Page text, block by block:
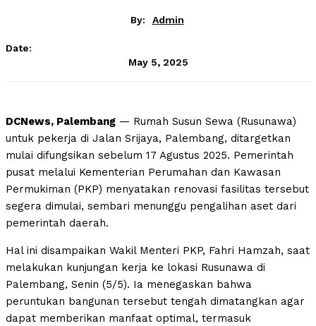
By: Admin
Date:
May 5, 2025
DCNews, Palembang — Rumah Susun Sewa (Rusunawa)
untuk pekerja di Jalan Srijaya, Palembang, ditargetkan
mulai difungsikan sebelum 17 Agustus 2025. Pemerintah
pusat melalui Kementerian Perumahan dan Kawasan
Permukiman (PKP) menyatakan renovasi fasilitas tersebut
segera dimulai, sembari menunggu pengalihan aset dari
pemerintah daerah.
Hal ini disampaikan Wakil Menteri PKP, Fahri Hamzah, saat
melakukan kunjungan kerja ke lokasi Rusunawa di
Palembang, Senin (5/5). Ia menegaskan bahwa
peruntukan bangunan tersebut tengah dimatangkan agar
dapat memberikan manfaat optimal, termasuk